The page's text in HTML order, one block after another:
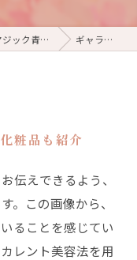
青山のエステならビューティーセラピーマジック青山店 ギャラリー
粧品も紹介
伝えできるよう、
。この画像から、
ることを感じてい
レント美容法を用